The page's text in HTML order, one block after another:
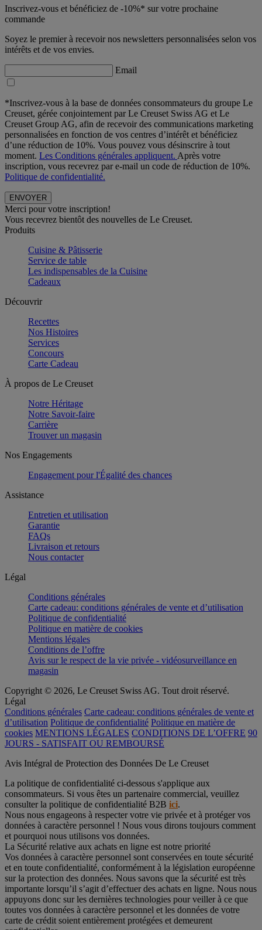
Inscrivez-vous et bénéficiez de -10%* sur votre prochaine
commande
Soyez le premier à recevoir nos newsletters personnalisées selon vos
intérêts et de vos envies.
Email
*Inscrivez-vous à la base de données consommateurs du groupe Le
Creuset, gérée conjointement par Le Creuset Swiss AG et Le
Creuset Group AG, afin de recevoir des communications marketing
personnalisées en fonction de vos centres d’intérêt et bénéficiez
d’une réduction de 10%. Vous pouvez vous désinscrire à tout
moment. Les Conditions générales appliquent. Après votre
inscription, vous recevrez par e-mail un code de réduction de 10%.
Politique de confidentialité.
Merci pour votre inscription!
Vous recevrez bientôt des nouvelles de Le Creuset.
Produits
Cuisine & Pâtisserie
Service de table
Les indispensables de la Cuisine
Cadeaux
Découvrir
Recettes
Nos Histoires
Services
Concours
Carte Cadeau
À propos de Le Creuset
Notre Héritage
Notre Savoir-faire
Carrière
Trouver un magasin
Nos Engagements
Engagement pour l'Égalité des chances
Assistance
Entretien et utilisation
Garantie
FAQs
Livraison et retours
Nous contacter
Légal
Conditions générales
Carte cadeau: conditions générales de vente et d’utilisation
Politique de confidentialité
Politique en matière de cookies
Mentions légales
Conditions de l’offre
Avis sur le respect de la vie privée - vidéosurveillance en
magasin
Copyright © 2026, Le Creuset Swiss AG. Tout droit réservé.
Légal
Conditions générales Carte cadeau: conditions générales de vente et
d’utilisation Politique de confidentialité Politique en matière de
cookies MENTIONS LÉGALES CONDITIONS DE L’OFFRE 90
JOURS - SATISFAIT OU REMBOURSÉ
Avis Intégral de Protection des Données De Le Creuset
La politique de confidentialité ci-dessous s'applique aux
consommateurs. Si vous êtes un partenaire commercial, veuillez
consulter la politique de confidentialité B2B ici.
Nous nous engageons à respecter votre vie privée et à protéger vos
données à caractère personnel ! Nous vous dirons toujours comment
et pourquoi nous utilisons vos données.
La Sécurité relative aux achats en ligne est notre priorité
Vos données à caractère personnel sont conservées en toute sécurité
et en toute confidentialité, conformément à la législation européenne
sur la protection des données. Nous savons que la sécurité est très
importante lorsqu’il s’agit d’effectuer des achats en ligne. Nous nous
appuyons donc sur les dernières technologies pour veiller à ce que
toutes vos données à caractère personnel et les données de votre
carte de crédit soient entièrement protégées et demeurent